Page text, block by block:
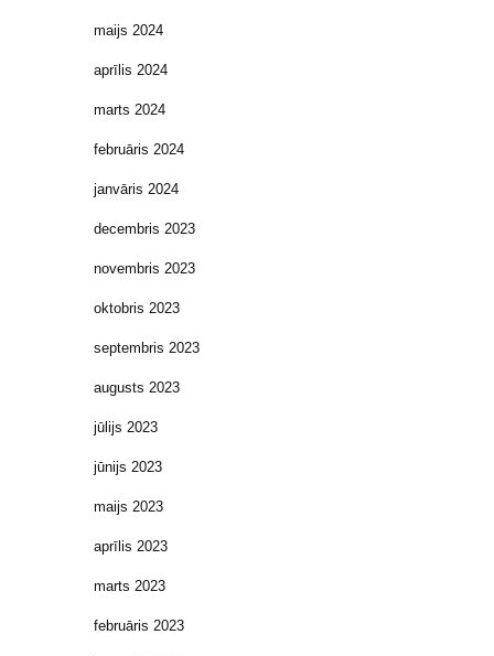
maijs 2024
aprīlis 2024
marts 2024
februāris 2024
janvāris 2024
decembris 2023
novembris 2023
oktobris 2023
septembris 2023
augusts 2023
jūlijs 2023
jūnijs 2023
maijs 2023
aprīlis 2023
marts 2023
februāris 2023